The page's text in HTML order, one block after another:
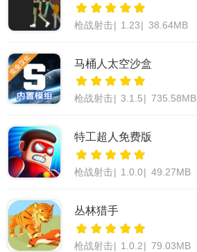
枪战射击| 1.23 | 38.64MB
马桶人太空沙盒
枪战射击 3.1.5 735.58MB
特工超人免费版
枪战射击 1.0.0 49.27MB
丛林猎手
枪战射击| 1.0.2 | 79.03MB